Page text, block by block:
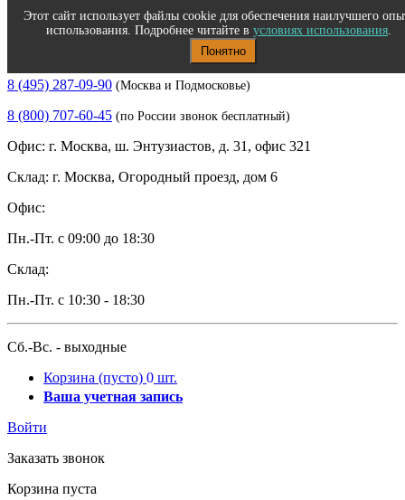
Полиграфическое и офисное оборудование
8 (495) 287-09-90 (Москва и Подмосковье)
8 (800) 707-60-45 (по России звонок бесплатный)
Офис: г. Москва, ш. Энтузиастов, д. 31, офис 321
Склад: г. Москва, Огородный проезд, дом 6
Офис:
Пн.-Пт. с 09:00 до 18:30
Склад:
Пн.-Пт. с 10:30 - 18:30
Сб.-Вс. - выходные
Корзина (пусто) 0 шт.
Ваша учетная запись
Войти
Заказать звонок
Корзина пуста
Этот сайт использует файлы cookie для обеспечения наилучшего
использования. Подробнее читайте в условиях использования.
Понятно